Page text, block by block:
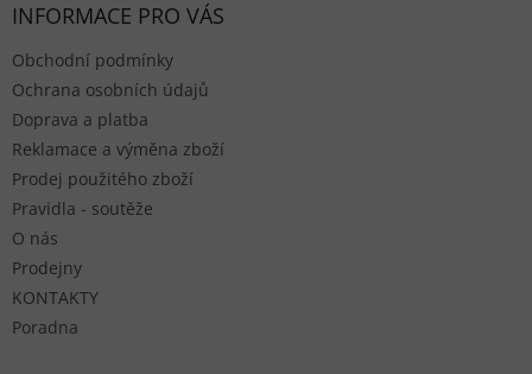
INFORMACE PRO VÁS
Obchodní podmínky
Ochrana osobních údajů
Doprava a platba
Reklamace a výměna zboží
Prodej použitého zboží
Pravidla - soutěže
O nás
Prodejny
KONTAKTY
Poradna